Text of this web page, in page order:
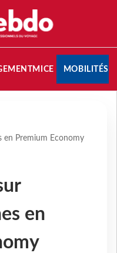
MICE MOBILITÉS
en Premium Economy
en